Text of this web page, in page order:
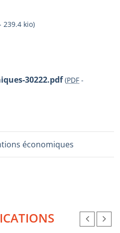
239.4 kio)
30222.pdf (PDF -
économiques